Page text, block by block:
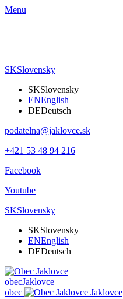
Menu
SKSlovensky
SKSlovensky
ENEnglish
DEDeutsch
podatelna@jaklovce.sk
+421 53 48 94 216
Facebook
Youtube
SKSlovensky
SKSlovensky
ENEnglish
DEDeutsch
obecJaklovce
obec
Jaklovce